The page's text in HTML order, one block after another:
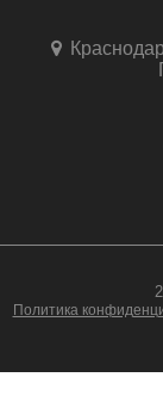
Политика